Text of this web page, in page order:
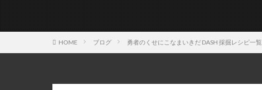
HOME ブログ 勇者のくせにこなまいきだ DASH 採掘レシピ一覧